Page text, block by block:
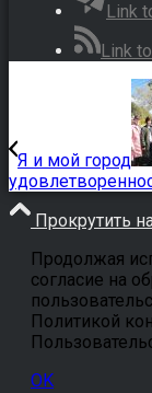
Link
Link
Я и мой город
Прокрутить
Продолжая
согласие на
Политикой
OK